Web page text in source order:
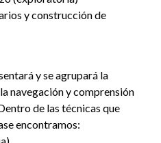
y construcción de
y se agrupará la
navegación y comprensión
de las técnicas que
encontramos: